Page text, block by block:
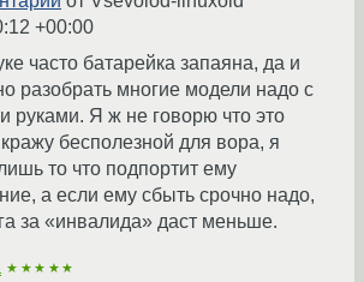
+00:00
часто батарейка запаяна, да и
разобрать многие модели надо с
руками. Я ж не говорю что это
бесполезной для вора, я
то что подпортит ему
а если ему сбыть срочно надо,
за «инвалида» даст меньше.
★★★★★